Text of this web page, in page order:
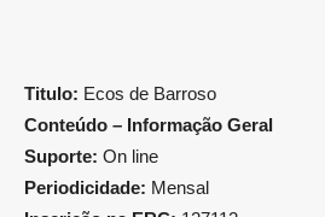
Titulo: Ecos de Barroso
Conteúdo – Informação Geral
Suporte: On line
Periodicidade: Mensal